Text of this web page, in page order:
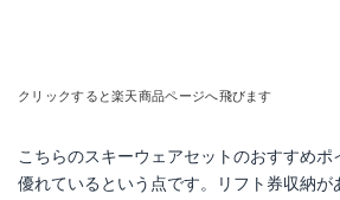
クリックすると楽天商品ページへ飛びます
こちらのスキーウェアセットのおすすめポ
優れているという点です。リフト券収納が